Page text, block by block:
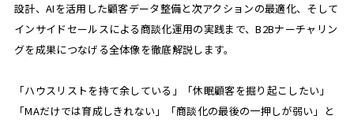
設計、AIを活用した顧客データ整備と次アクションの最適化、そして
インサイドセールスによる商談化運用の実践まで、B2Bナーチャリン
グを成果につなげる全体像を徹底解説します。
「ハウスリストを持て余している」「休眠顧客を掘り起こしたい」
「MAだけでは育成しきれない」「商談化の最後の一押しが弱い」と